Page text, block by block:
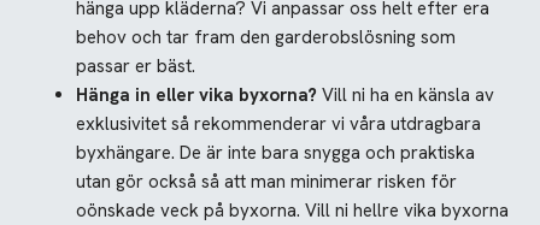
hänga upp kläderna? Vi anpassar oss helt efter era
behov och tar fram den garderobslösning som
passar er bäst.
Hänga in eller vika byxorna? Vill ni ha en känsla av
exklusivitet så rekommenderar vi våra utdragbara
byxhängare. De är inte bara snygga och praktiska
utan gör också så att man minimerar risken för
oönskade veck på byxorna. Vill ni hellre vika byxorna